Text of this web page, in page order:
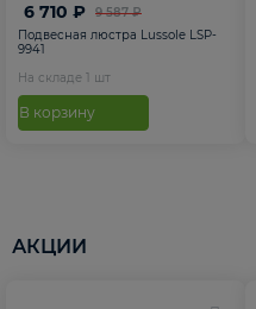
9 587 ₽
6 710 ₽
Подвесная люстра Lussole LSP-
9941
На складе 1 шт
В корзину
АКЦИИ